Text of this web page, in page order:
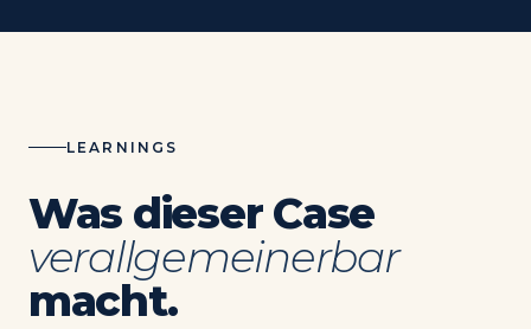
LEARNINGS
Was dieser Case
verallgemeinerbar
macht.